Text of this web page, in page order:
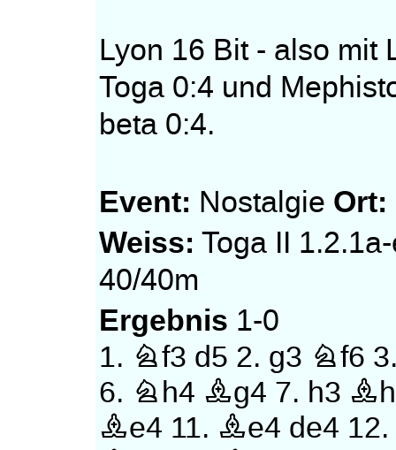
Lyon 16 Bit - also mit
Toga 0:4 und
beta 0:4.
Event: Nostalgie Ort:
Weiss: Toga II
40/40m
Ergebnis 1-0
1. Nf3 d5 2. g3 Nf6
6. Nh4 Bg4 7. h3
Be4 11. Be4 de4